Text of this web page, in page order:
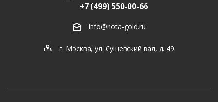
+7 (499) 550-00-66
info@nota-gold.ru
г. Москва, ул. Сущевский вал, д. 49